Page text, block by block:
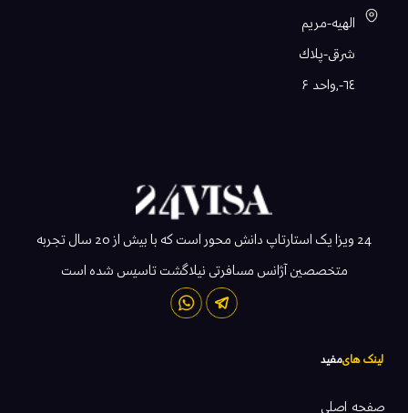
الهيه-مريم
شرقى-پلاك
٦٤-,واحد ۶
24 ویزا یک استارتاپ دانش محور است که با بیش از 20 سال تجربه
متخصصین آژانس مسافرتی نیلاگشت تاسیس شده است
لینک هایمفید
صفحه اصلی